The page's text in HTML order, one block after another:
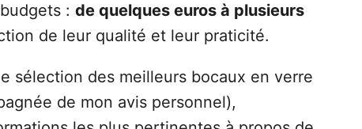
: de quelques euros à plusieurs
de leur qualité et leur praticité.
sélection des meilleurs bocaux en verre
de mon avis personnel),